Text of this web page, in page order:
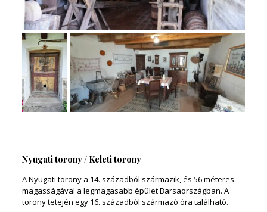
Nyugati torony / Keleti torony
A Nyugati torony a 14. századból származik, és 56 méteres
magasságával a legmagasabb épület Barsaországban. A
torony tetején egy 16. századból származó óra található.